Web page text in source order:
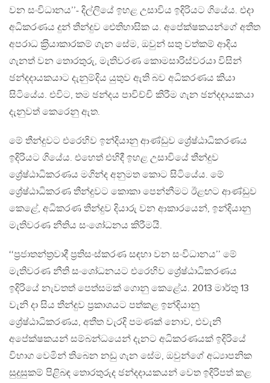
වන සංවිධානය’’- දිල්ලියේ ඉහළ උසාවිය ඉදිරියට ගියේය. එදා
අධිකරණය දුන් තීන්දුව ඓතිහාසික ය. අපේක්ෂකයන්ගේ අතීත
අපරාධ ක‍්‍රියාකාරකම් ගැන සේම, ඔවුන් සතු වත්කම් ආදිය
ගැනත් වන තොරතුරු, මැතිවරණ කොමසාරිස්වරයා විසින්
ඡන්දදායකයාට දැනුම්දිය යුතුව ඇති බව අධිකරණය කියා
සිටියේය. එවිට, තම ඡන්දය පාවිච්චි කිරීම ගැන ඡන්දදායකයා
දැනුවත් කෙරෙනු ඇත.
මේ තීන්දුවට එරෙහිව ඉන්දියානු ආණ්ඩුව ශ්‍රේෂ්ඨාධිකරණය
ඉදිරියට ගියේය. එහෙත් එහිදී ඉහළ උසාවියේ තීන්දුව
ශ්‍රේෂ්ඨාධිකරණය මගින්ද අනුමත කොට සිටියේය. මේ
ශ්‍රේෂ්ඨාධිකරණ තීන්දුවට කොකා පෙන්නීමට ඊළඟට ආණ්ඩුව
කෙළේ, අධිකරණ තීන්දුව දියාරු වන ආකාරයෙන්, ඉන්දියානු
මැතිවරණ නීතිය සංශෝධනය කිරීමයි.
‘‘ප‍්‍රජාතන්ත‍්‍රවාදී ප‍්‍රතිසංස්කරණ සඳහා වන සංවිධානය’’ මේ
මැතිවරණ නීති සංශෝධනයට එරෙහිව ශ්‍රේෂ්ඨාධිකරණය
ඉදිරියේ නැවතත් පෙත්සමක් ගොනු කෙළේය. 2013 මාර්තු 13
වැනි දා සිය තීන්දුව ප‍්‍රකාශයට පත්කළ ඉන්දියානු
ශ්‍රේෂ්ඨාධිකරණය, අතීත වැරදි පමණක් නොව, එවැනි
අපේක්ෂකයන් සම්බන්ධයෙන් දැනට අධිකරණයක් ඉදිරියේ
විභාග වෙමින් තිබෙන නඩු ගැන සේම, ඔවුන්ගේ අධ්‍යාපනික
සුදුසුකම් පිළිබඳ තොරතුරුද ඡන්දදායකයන් වෙත ඉදිරිපත් කළ